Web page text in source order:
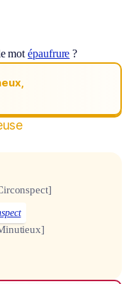
motépaufrure ?